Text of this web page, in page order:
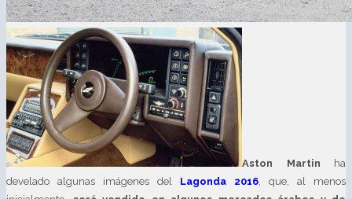
Aston Martin ha
develado algunas imágenes del Lagonda 2016 , que, al menos